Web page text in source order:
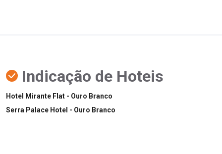
Indicação de Hoteis
Hotel Mirante Flat - Ouro Branco
Serra Palace Hotel - Ouro Branco